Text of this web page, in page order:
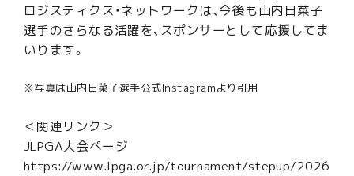
ロジスティクス・ネットワークは、今後も山内日菜子
選手のさらなる活躍を、スポンサーとして応援してま
いります。
※写真は山内日菜子選手公式Instagramより引用
＜関連リンク＞
JLPGA大会ページ
https://www.lpga.or.jp/tournament/stepup/2026